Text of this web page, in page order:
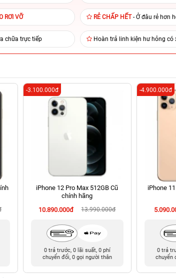
RƠI VỠ RẺ CHẤP HẾT- Ở đâu rẻ hơn
chữa trực tiếp Hoàn trả linh kiện hư hỏng có
iPhone 12 Pro Max 512GB Cũ
chính hãng
10.890.000đ
13.990.000đ
-3.100.000đ
0 trả trước, 0 lãi suất, 0 phí
chuyển đổi, 0 gọi người thân
iPhone
-4.900.000đ
0 trả
chuyển